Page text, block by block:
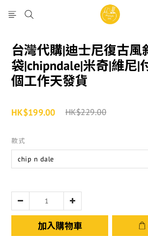
台灣代購|迪士尼復古風
袋|chipndale|米奇|維尼|
個工作天發貨
HK$199.00 HK$229.00
款式
加入購物車